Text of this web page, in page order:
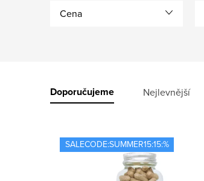
Cena
ý
Ř
Doporučujeme Nejlevnější
SALECODE:SUMMER15:15:%